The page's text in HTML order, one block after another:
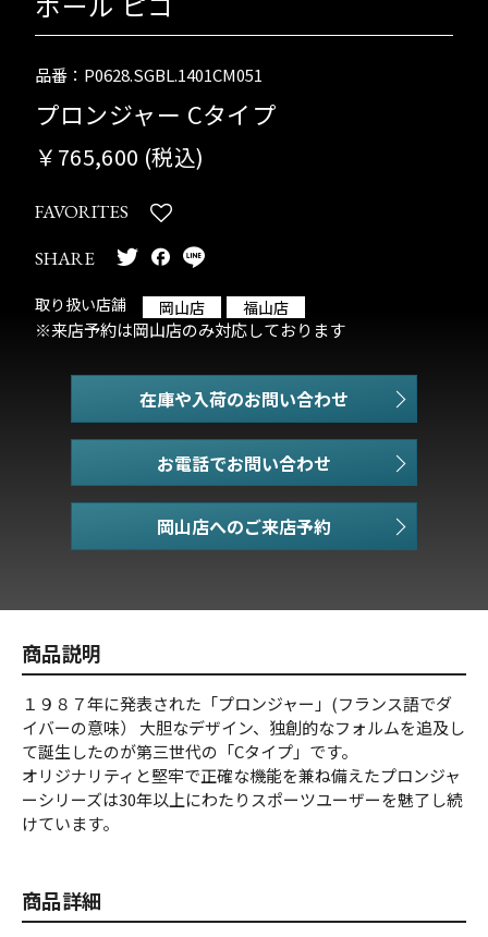
品番：P0628.SGBL.1401CM051
プロンジャー Cタイプ
￥765,600 (税込)
FAVORITES
SHARE
取り扱い店舗 岡山店 福山店
※来店予約は岡山店のみ対応しております
在庫や入荷のお問い合わせ
お電話でお問い合わせ
商品説明
１９８７年に発表された「プロンジャー」(フランス語でダ
イバーの意味） 大胆なデザイン、独創的なフォルムを追及し
て誕生したのが第三世代の「Cタイプ」です。
オリジナリティと堅牢で正確な機能を兼ね備えたプロンジャ
ーシリーズは30年以上にわたりスポーツユーザーを魅了し続
けています。
商品詳細